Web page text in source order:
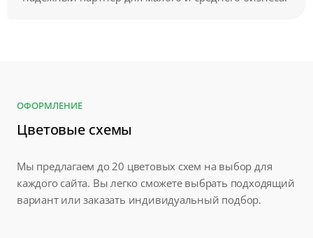
ОФОРМЛЕНИЕ
Цветовые схемы
Мы предлагаем до 20 цветовых схем на выбор для
каждого сайта. Вы легко сможете выбрать подходящий
вариант или заказать индивидуальный подбор.